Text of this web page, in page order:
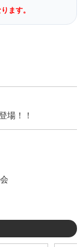
ます。
場！！